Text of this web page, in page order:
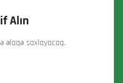
Alın
əlaqə saxlayacaq.